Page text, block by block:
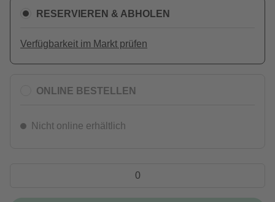
RESERVIEREN & ABHOLEN
Verfügbarkeit im Markt prüfen
ONLINE BESTELLEN
Nicht online erhältlich